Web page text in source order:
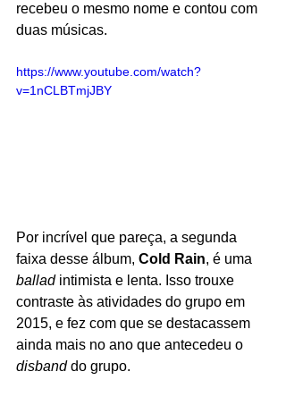
recebeu o mesmo nome e contou com
duas músicas.
https://www.youtube.com/watch?
v=1nCLBTmjJBY
Por incrível que pareça, a segunda
faixa desse álbum, Cold Rain, é uma
ballad intimista e lenta. Isso trouxe
contraste às atividades do grupo em
2015, e fez com que se destacassem
ainda mais no ano que antecedeu o
disband do grupo.